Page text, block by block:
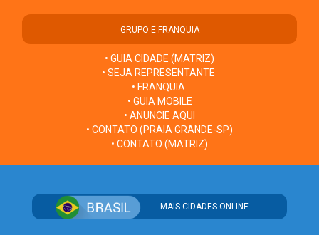
GRUPO E FRANQUIA
• GUIA CIDADE (MATRIZ)
• SEJA REPRESENTANTE
• FRANQUIA
• GUIA MOBILE
• ANUNCIE AQUI
• CONTATO (PRAIA GRANDE-SP)
• CONTATO (MATRIZ)
MAIS CIDADES ONLINE